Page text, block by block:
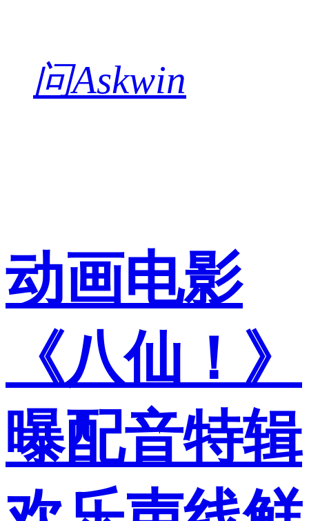
问Askwin
动画电影
《八仙！》
曝配音特辑